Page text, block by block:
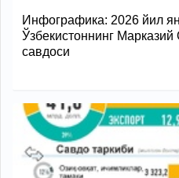
Инфографика: 2026 йил
Ўзбекистоннинг
савдоси